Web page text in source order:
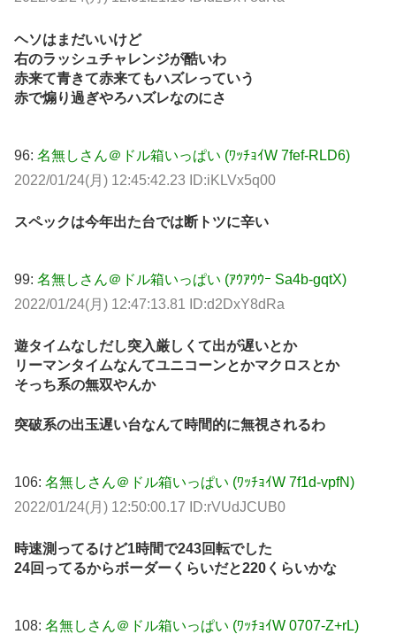
ヘソはまだいいけど
右のラッシュチャレンジが酷いわ
赤来て青きて赤来てもハズレっていう
赤で煽り過ぎやろハズレなのにさ
96: 名無しさん＠ドル箱いっぱい (ﾜｯﾁｮｲW 7fef-RLD6)
2022/01/24(月) 12:45:42.23 ID:iKLVx5q00
スペックは今年出た台では断トツに辛い
99: 名無しさん＠ドル箱いっぱい (ｱｳｱｳｳｰ Sa4b-gqtX)
2022/01/24(月) 12:47:13.81 ID:d2DxY8dRa
遊タイムなしだし突入厳しくて出が遅いとか
リーマンタイムなんてユニコーンとかマクロスとか
そっち系の無双やんか
突破系の出玉遅い台なんて時間的に無視されるわ
106: 名無しさん＠ドル箱いっぱい (ﾜｯﾁｮｲW 7f1d-vpfN)
2022/01/24(月) 12:50:00.17 ID:rVUdJCUB0
時速測ってるけど1時間で243回転でした
24回ってるからボーダーくらいだと220くらいかな
108: 名無しさん＠ドル箱いっぱい (ﾜｯﾁｮｲW 0707-Z+rL)